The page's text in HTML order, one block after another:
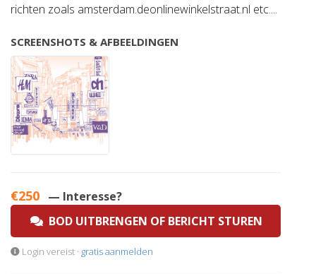
richten zoals amsterdam.deonlinewinkelstraat.nl etc....
SCREENSHOTS & AFBEELDINGEN
€250 — Interesse?
BOD UITBRENGEN OF BERICHT STUREN
Login vereist · gratis aanmelden